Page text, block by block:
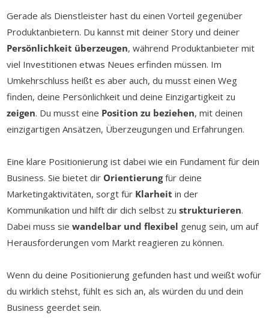
Gerade als Dienstleister hast du einen Vorteil gegenüber
Produktanbietern. Du kannst mit deiner Story und deiner
Persönlichkeit überzeugen, während Produktanbieter mit
viel Investitionen etwas Neues erfinden müssen. Im
Umkehrschluss heißt es aber auch, du musst einen Weg
finden, deine Persönlichkeit und deine Einzigartigkeit zu
zeigen. Du musst eine Position zu beziehen, mit deinen
einzigartigen Ansätzen, Überzeugungen und Erfahrungen.
Eine klare Positionierung ist dabei wie ein Fundament für dein
Business. Sie bietet dir Orientierungfür deine
Marketingaktivitäten, sorgt für Klarheit in der
Kommunikation und hilft dir dich selbst zu strukturieren.
Dabei muss sie wandelbar und flexibel genug sein, um auf
Herausforderungen vom Markt reagieren zu können.
Wenn du deine Positionierung gefunden hast und weißt wofür
du wirklich stehst, fühlt es sich an, als würden du und dein
Business geerdet sein.